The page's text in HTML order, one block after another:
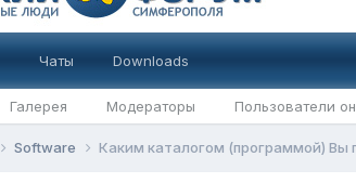
Галерея Модераторы Пользователи
Чаты Downloads
Software Каким каталогом (программой) Вы